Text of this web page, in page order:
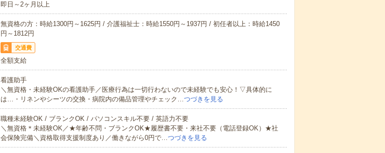
即日～2ヶ月以上
無資格の方：時給1300円～1625円 / 介護福祉士：時給1550円～1937円 / 初任者以上：時給1450
円～1812円
交通費
全額支給
看護助手
＼無資格・未経験OKの看護助手／医療行為は一切行わないので未経験でも安心！▽具体的に
は…・リネンやシーツの交換・病院内の備品管理やチェック…つづきを見る
職種未経験OK / ブランクOK / パソコンスキル不要 / 英語力不要
＼無資格＊未経験OK／★年齢不問・ブランクOK★履歴書不要・来社不要（電話登録OK）★社
会保険完備＼資格取得支援制度あり／働きながら0円で…つづきを見る